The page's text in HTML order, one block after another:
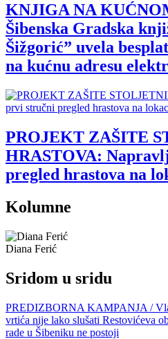
KNJIGA NA
Šibenska Gradska
Šižgorić” uvela
na kućnu adresu
PROJEKT ZAŠITE
HRASTOVA:
pregled hrastova na
Kolumne
Diana Ferić
Sridom u sridu
PREDIZBORNA KAMPANJA /
vrtića nije lako slušati Restovićeva
rade u Šibeniku ne postoji